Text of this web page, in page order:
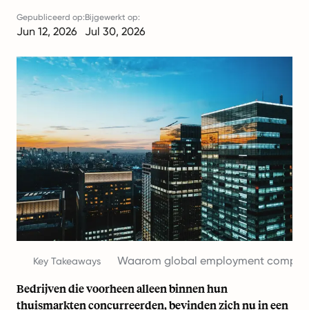
Gepubliceerd op:
Jun 12, 2026
Bijgewerkt op:
Jul 30, 2026
Key Takeaways Waarom global employment
Bedrijven die voorheen alleen binnen hun
thuismarkten concurreerden, bevinden zich nu in een